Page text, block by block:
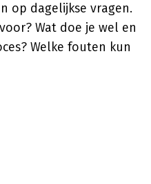
op dagelijkse vragen.
Wat doe je wel en
Welke fouten kun